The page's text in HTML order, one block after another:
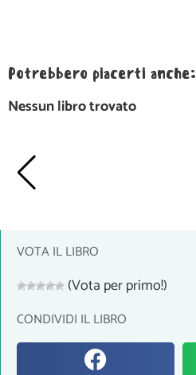
Potrebbero piacerti anche:
Nessun libro trovato
VOTA IL LIBRO
(Vota per primo!)
CONDIVIDI IL LIBRO